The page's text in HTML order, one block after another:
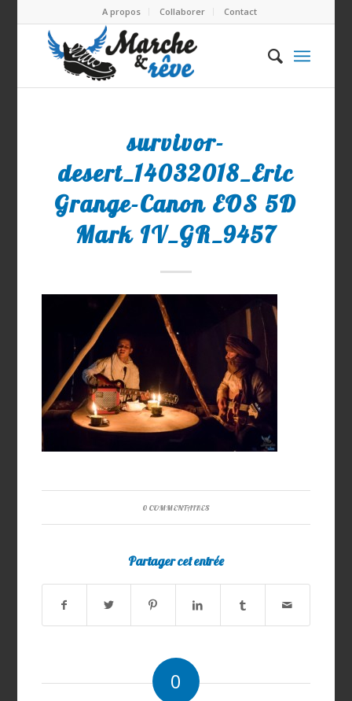
A propos Collaborer Contact
survivor-
desert_14032018_Eric
Grange-Canon EOS 5D
Mark IV_GR_9457
0 COMMENTAIRES
Partager cet entrée
0